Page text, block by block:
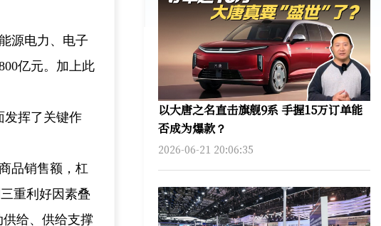
源电力、电子
亿元。加上此
发挥了关键作
品销售额，杠
重利好因素叠
给、供给支撑
以大唐之名直击旗舰9系 手握15万订单能
否成为爆款？
2026-06-21 20:06:35